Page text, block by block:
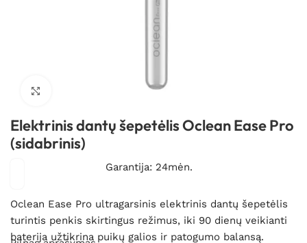
Spustelėkite, kad padidintumėte
Elektrinis dantų šepetėlis Oclean Ease Pro
(sidabrinis)
Garantija: 24mėn.
Oclean Ease Pro ultragarsinis elektrinis dantų šepetėlis
turintis penkis skirtingus režimus, iki 90 dienų veikianti
baterija užtikrina puikų galios ir patogumo balansą.